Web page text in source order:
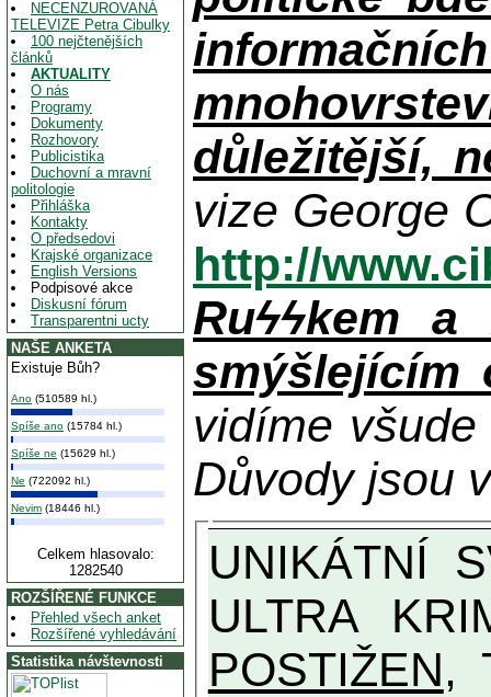
NECENZUROVANÁ
TELEVIZE Petra Cibulky
100 nejčtenějších
článků
AKTUALITY
O nás
Programy
Dokumenty
Rozhovory
Publicistika
Duchovní a mravní
politologie
Přihláška
Kontakty
O předsedovi
Krajské organizace
English Versions
Podpisové akce
Diskusní fórum
Transparentni ucty
NAŠE ANKETA
Existuje Bůh?
Ano (510589 hl.)
Spíše ano (15784 hl.)
Spíše ne (15629 hl.)
Ne (722092 hl.)
Nevim (18446 hl.)
Celkem hlasovalo:
1282540
ROZŠÍŘENÉ FUNKCE
Přehled všech anket
Rozšířené vyhledávání
Statistika návštevnosti
důležitější,
vize George
http://
Ruϟϟkem
smýšlejícím
vidíme
Důvody jsou
UNIKÁTNÍ SVĚDECTVÍ ZE SOUČASNOSTI: PŘEDSEDA VLASTIZRÁDNÉ VLÁDY KGB MIMOŘÁDNĚ DETAILNĚ O
ULTRA
POSTIŽEN,